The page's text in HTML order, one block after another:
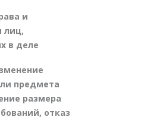
и
лиц,
в деле
предмета
размера
отказ